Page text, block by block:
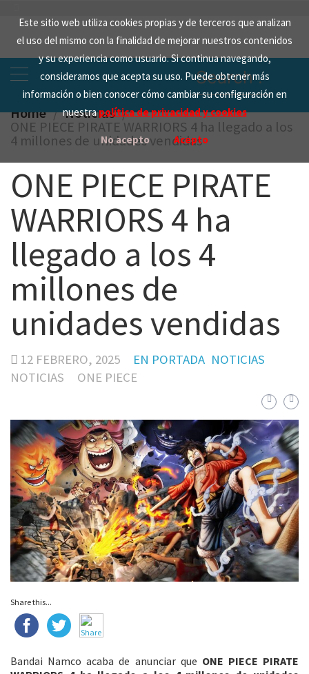
Este sitio web utiliza cookies propias y de terceros que analizan
el uso del mismo con la finalidad de mejorar nuestros contenidos
y su experiencia como usuario. Si continua navegando,
consideramos que acepta su uso. Puede obtener más
información o bien conocer cómo cambiar su configuración en
nuestrapolítica de privacidad y cookies
No acepto Acepto
content
Search
for:
Home Noticias
ONE PIECE PIRATE WARRIORS 4 ha llegado a los
4 millones de unidades vendidas
ONE PIECE PIRATE
WARRIORS 4 ha
llegado a los 4
millones de
unidades vendidas
12 FEBRERO, 2025 EN PORTADA NOTICIAS
NOTICIAS
ONE PIECE
Share this...
Bandai Namco acaba de anunciar que ONE PIECE PIRATE